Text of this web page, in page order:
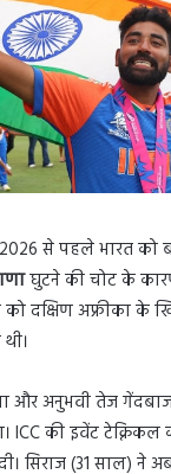
से पहले भारत को
घुटने की चोट के
को दक्षिण अफ्रीका के
और अनुभवी तेज
ICC की इवेंट टेक्निकल
सिराज (31 साल) ने